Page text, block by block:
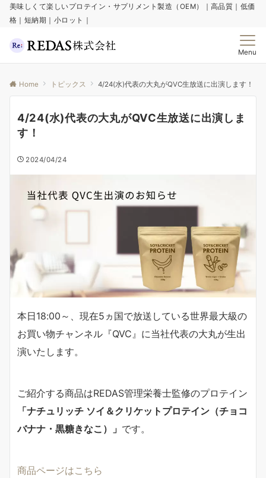
美味しくて楽しいプロテイン・サプリメント製造（OEM）｜高品質｜低価
格｜短納期｜小ロット｜
Menu
Home トピックス 4/24(水)代表の大丸がQVC生放送に出演します！
4/24(水)代表の大丸がQVC生放送に出演しま
す！
2024/04/24
本日18:00～、現在5ヵ国で放送している世界最大級の
お買い物チャンネル『QVC』に当社代表の大丸が生出
演いたします。
ご紹介する商品はREDAS管理栄養士監修のプロテイン
「ナチュリッチ ソイ＆クリケットプロテイン（チョコ
バナナ・黒糖きなこ）」 です。
商品ページはこちら